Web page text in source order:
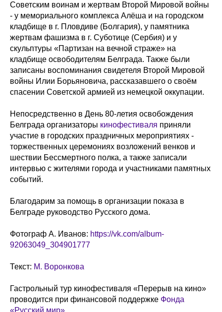
Советским воинам и жертвам Второй Мировой войны
- у мемориального комплекса Алёша и на городском
кладбище в г. Пловдиве (Болгария), у памятника
жертвам фашизма в г. Суботице (Сербия) и у
скульптуры «Партизан на вечной страже» на
кладбище освободителям Белграда. Также были
записаны воспоминания свидетеля Второй Мировой
войны Илии Борьяновича, рассказавшего о своём
спасении Советской армией из немецкой оккупации.
Непосредственно в День 80-летия освобождения
Белграда организаторы кинофестиваля приняли
участие в городских праздничных мероприятиях -
торжественных церемониях возложений венков и
шествии Бессмертного полка, а также записали
интервью с жителями города и участниками памятных
событий.
Благодарим за помощь в организации показа в
Белграде руководство Русского дома.
Фотограф А. Иванов: https://vk.com/album-
92063049_304901777
Текст: М. Воронкова
Гастрольный тур кинофестиваля «Перерыв на кино»
проводится при финансовой поддержке Фонда
«Русский мир»